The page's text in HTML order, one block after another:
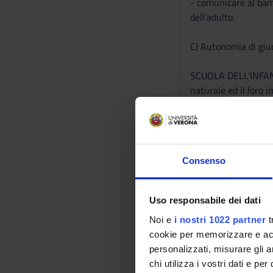
Consenso
Uso responsabile dei dati
Noi e i nostri 1022 partner
cookie per memorizzare e
personalizzati, misurare gli
chi utilizza i vostri dati e per
dell’adulto.
C) Autonomia di
SCUOLA
naturale ed il loro
SCUOLA
naturale ed il loro
atteggiamenti
SCUOLA
studiate, ai
SCUOLA